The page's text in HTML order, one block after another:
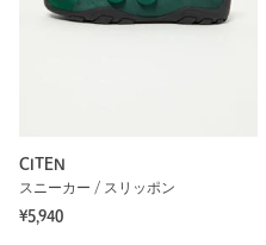
CITEN
スニーカー / スリッポン
¥5,940